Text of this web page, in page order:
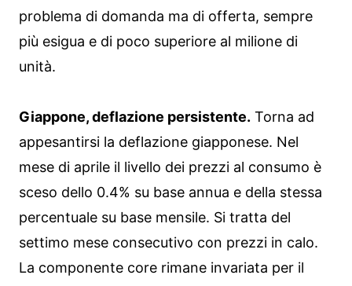
problema di domanda ma di offerta, sempre
più esigua e di poco superiore al milione di
unità.
Giappone, deflazione persistente. Torna ad
appesantirsi la deflazione giapponese. Nel
mese di aprile il livello dei prezzi al consumo è
sceso dello 0.4% su base annua e della stessa
percentuale su base mensile. Si tratta del
settimo mese consecutivo con prezzi in calo.
La componente core rimane invariata per il